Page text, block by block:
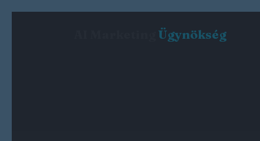
Ügynökség